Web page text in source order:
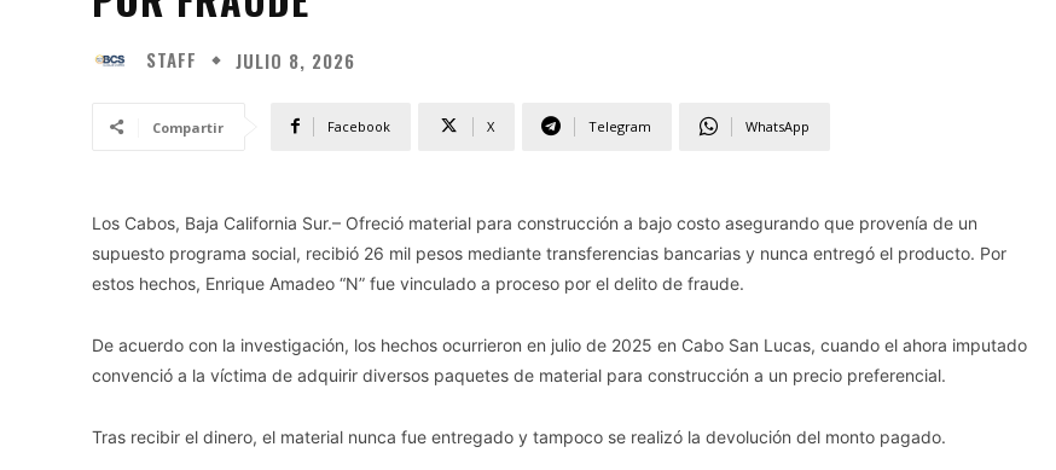
STAFF JULIO 8, 2026
Compartir Facebook X Telegram WhatsApp
Los Cabos, Baja California Sur.– Ofreció material para construcción a bajo costo asegurando que provenía de un
supuesto programa social, recibió 26 mil pesos mediante transferencias bancarias y nunca entregó el producto. Por
estos hechos, Enrique Amadeo “N” fue vinculado a proceso por el delito de fraude.
De acuerdo con la investigación, los hechos ocurrieron en julio de 2025 en Cabo San Lucas, cuando el ahora imputado
convenció a la víctima de adquirir diversos paquetes de material para construcción a un precio preferencial.
Tras recibir el dinero, el material nunca fue entregado y tampoco se realizó la devolución del monto pagado.